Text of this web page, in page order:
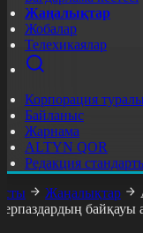
Жаңалықтар
Жобалар
Телехикаялар
Корпорация
Байланыс
Жарнама
ALTYN QOR
Редакция
Жаңалықтар
байқауы